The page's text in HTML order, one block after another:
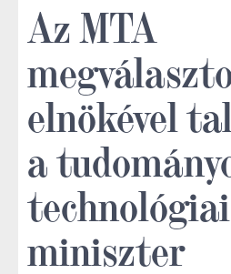
Az MTA
elnökével
a
technológiai
miniszter